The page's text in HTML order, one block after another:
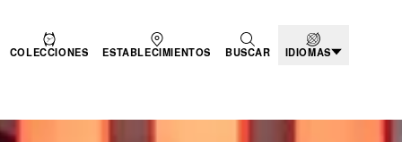
COLECCIONES ESTABLECIMIENTOS BUSCAR IDIOMAS